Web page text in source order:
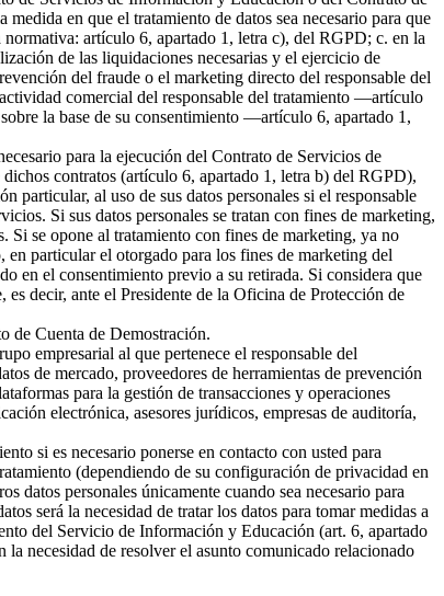
en que el tratamiento de datos sea necesario para que
artículo 6, apartado 1, letra c), del RGPD; c. en la
de las liquidaciones necesarias y el ejercicio de
del fraude o el marketing directo del responsable del
comercial del responsable del tratamiento —artículo
la base de su consentimiento —artículo 6, apartado 1,
para la ejecución del Contrato de Servicios de
contratos (artículo 6, apartado 1, letra b) del RGPD),
particular, al uso de sus datos personales si el responsable
Si sus datos personales se tratan con fines de marketing,
Si se opone al tratamiento con fines de marketing, ya no
en particular el otorgado para los fines de marketing del
en el consentimiento previo a su retirada. Si considera que
es decir, ante el Presidente de la Oficina de Protección de
de Cuenta de Demostración.
empresarial al que pertenece el responsable del
de mercado, proveedores de herramientas de prevención
para la gestión de transacciones y operaciones
electrónica, asesores jurídicos, empresas de auditoría,
si es necesario ponerse en contacto con usted para
(dependiendo de su configuración de privacidad en
personales únicamente cuando sea necesario para
será la necesidad de tratar los datos para tomar medidas a
del Servicio de Información y Educación (art. 6, apartado
necesidad de resolver el asunto comunicado relacionado